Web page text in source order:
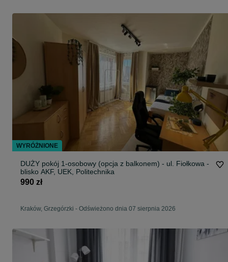
DUŻY pokój 1-osobowy (opcja z balkonem) - ul. Fiołkowa -
blisko AKF, UEK, Politechnika
990 zł
Kraków, Grzegórzki - Odświeżono dnia 07 sierpnia 2026
WYRÓŻNIONE